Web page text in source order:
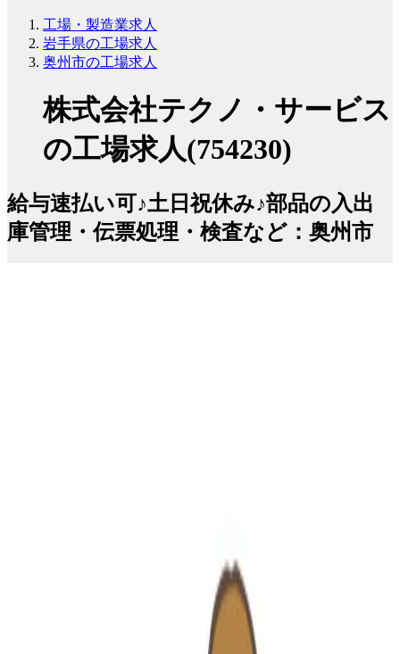
工場・製造業求人
岩手県の工場求人
奥州市の工場求人
株式会社テクノ・サービス
の工場求人(754230)
給与速払い可♪土日祝休み♪部品の入出
庫管理・伝票処理・検査など：奥州市